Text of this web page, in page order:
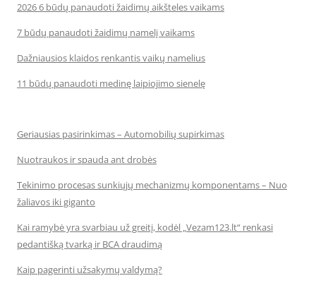
2026 6 būdų panaudoti žaidimų aikšteles vaikams
7 būdų panaudoti žaidimų namelį vaikams
Dažniausios klaidos renkantis vaikų namelius
11 būdų panaudoti medinę laipiojimo sienelę
Geriausias pasirinkimas – Automobilių supirkimas
Nuotraukos ir spauda ant drobės
Tekinimo procesas sunkiųjų mechanizmų komponentams – Nuo
žaliavos iki giganto
Kai ramybė yra svarbiau už greitį, kodėl „Vezam123.lt“ renkasi
pedantišką tvarką ir BCA draudimą
Kaip pagerinti užsakymų valdymą?